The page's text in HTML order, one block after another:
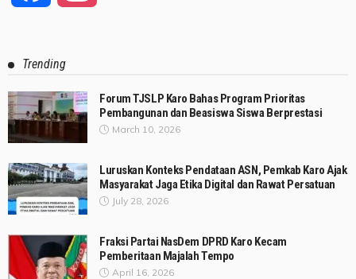
Trending
Forum TJSLP Karo Bahas Program Prioritas
Pembangunan dan Beasiswa Siswa Berprestasi
March 10, 2026
Luruskan Konteks Pendataan ASN, Pemkab Karo Ajak
Masyarakat Jaga Etika Digital dan Rawat Persatuan
July 28, 2026
Fraksi Partai NasDem DPRD Karo Kecam
Pemberitaan Majalah Tempo
April 16, 2026